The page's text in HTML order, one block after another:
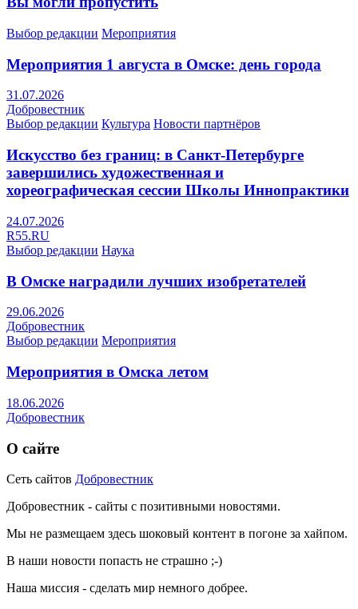
Выбор редакции Мероприятия
Мероприятия 1 августа в Омске: день города
31.07.2026
Добровестник
Выбор редакции Культура Новости партнёров
Искусство без границ: в Санкт-Петербурге
завершились художественная и
хореографическая сессии Школы Иннопрактики
24.07.2026
R55.RU
Выбор редакции Наука
В Омске наградили лучших изобретателей
29.06.2026
Добровестник
Выбор редакции Мероприятия
Мероприятия в Омска летом
18.06.2026
Добровестник
О сайте
Сеть сайтов Добровестник
Добровестник - сайты с позитивными новостями.
Мы не размещаем здесь шоковый контент в погоне за хайпом.
В наши новости попасть не страшно ;-)
Наша миссия - сделать мир немного добрее.